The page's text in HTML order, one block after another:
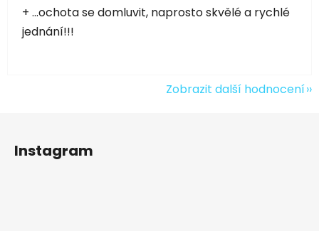
+ ...ochota se domluvit, naprosto skvělé a rychlé
jednání!!!
Zobrazit další hodnocení
Instagram